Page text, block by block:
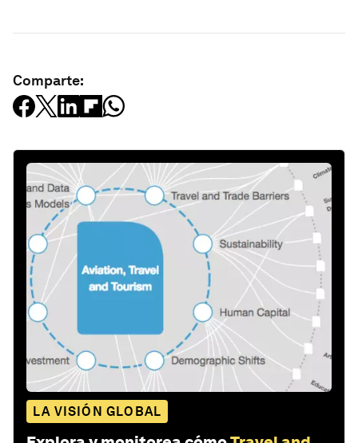
Comparte:
LA VISIÓN GLOBAL